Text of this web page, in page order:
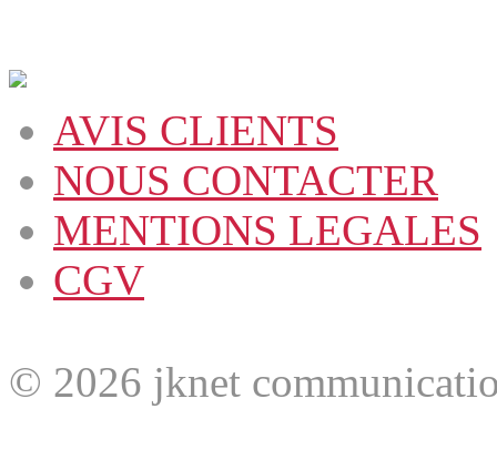
AVIS CLIENTS
NOUS CONTACTER
MENTIONS LEGALES
CGV
© 2026 jknet